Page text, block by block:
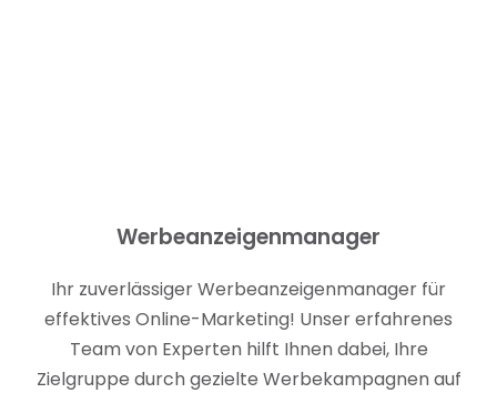
Werbeanzeigenmanager
Ihr zuverlässiger Werbeanzeigenmanager für
effektives Online-Marketing! Unser erfahrenes
Team von Experten hilft Ihnen dabei, Ihre
Zielgruppe durch gezielte Werbekampagnen auf